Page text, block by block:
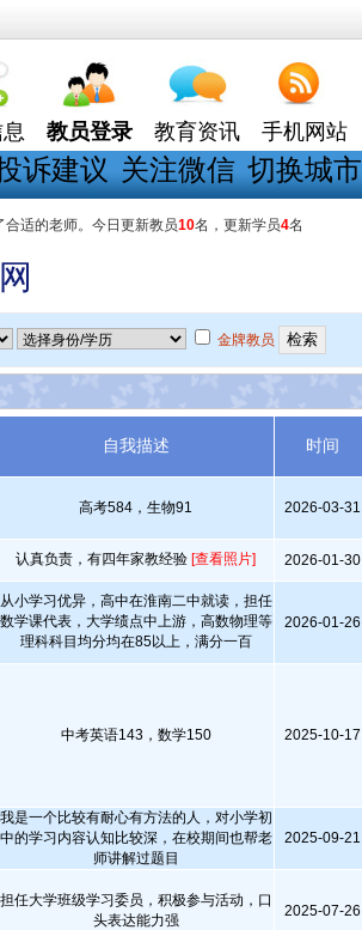
教员登录 教育资讯 手机网站
诉建议 关注微信 切换城市
合适的老师。今日更新教员10名，更新学员4名
金牌教员
自我描述 时间
高考584，生物91 2026-03-31
认真负责，有四年家教经验 [查看照片] 2026-01-30
从小学习优异，高中在淮南二中就读，担任
数学课代表，大学绩点中上游，高数物理等
理科科目均分均在85以上，满分一百
2026-01-26
中考英语143，数学150 2025-10-17
我是一个比较有耐心有方法的人，对小学初
中的学习内容认知比较深，在校期间也帮老
师讲解过题目
2025-09-21
担任大学班级学习委员，积极参与活动，口
头表达能力强
2025-07-26